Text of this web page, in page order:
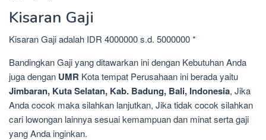
Kisaran Gaji
Kisaran Gaji adalah IDR 4000000 s.d. 5000000 *
Bandingkan Gaji yang ditawarkan ini dengan Kebutuhan Anda
juga dengan UMR Kota tempat Perusahaan ini berada yaitu
Jimbaran, Kuta Selatan, Kab. Badung, Bali, Indonesia, Jika
Anda cocok maka silahkan lanjutkan, Jika tidak cocok silahkan
cari lowongan lainnya sesuai kemampuan dan minat serta gaji
yang Anda inginkan.